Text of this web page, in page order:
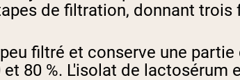
de filtration, donnant trois
filtré et conserve une
80 %. L'isolat de